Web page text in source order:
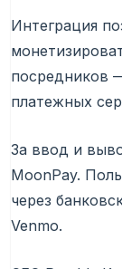
Интеграция
посредников
платежных
За ввод и
MoonPay.
через
Venmo.